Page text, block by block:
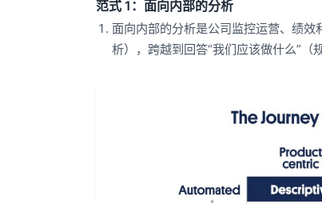
范式 1：面向内部的分析
面向内部的分析是公司监控运营、绩
析），跨越到回答“我们应该做什么”（